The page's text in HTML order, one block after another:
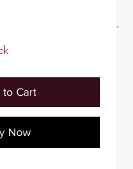
to Cart
Now